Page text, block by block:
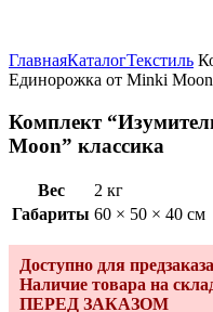
ГлавнаяКаталогТекстиль
Единорожка от Minki
Комплект
Moon” классика
Вес
2 кг
Габариты 60 × 50 × 40 см
Доступно для предзаказа
Наличие товара на
ПЕРЕД ЗАКАЗОМ